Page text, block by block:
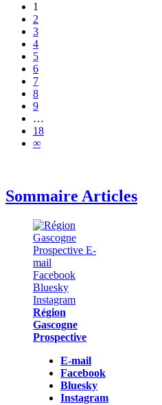
1
2
3
4
5
6
7
8
9
…
18
∞
Sommaire Articles
Région
Gascogne
Prospective
E-mail
Facebook
Bluesky
Instagram